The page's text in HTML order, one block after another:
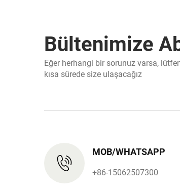
Bültenimize
Eğer herhangi bir sorunuz varsa,
kısa sürede size ulaşacağız
MOB/WHATSAPP
+86-15062507300